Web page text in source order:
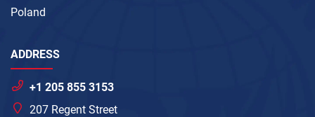
Poland
ADDRESS
+1 205 855 3153
207 Regent Street